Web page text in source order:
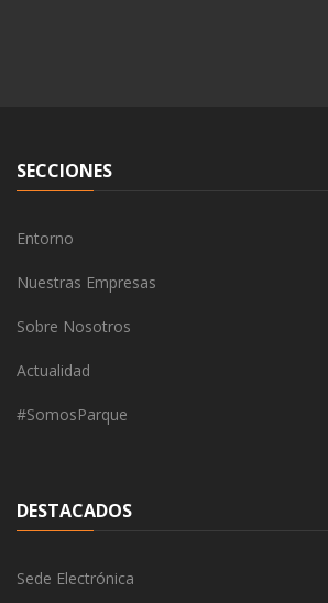
SECCIONES
Entorno
Nuestras Empresas
Sobre Nosotros
Actualidad
#SomosParque
DESTACADOS
Sede Electrónica